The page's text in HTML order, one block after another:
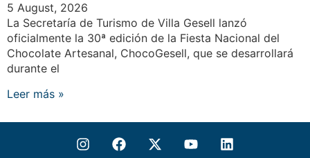
5 August, 2026
La Secretaría de Turismo de Villa Gesell lanzó
oficialmente la 30ª edición de la Fiesta Nacional del
Chocolate Artesanal, ChocoGesell, que se desarrollará
durante el
Leer más »